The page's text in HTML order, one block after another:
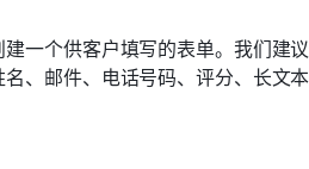
一个供客户填写的表单。我们建
、邮件、电话号码、评分、长文本